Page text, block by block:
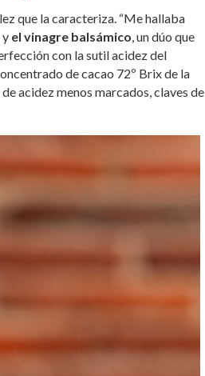
que la caracteriza. “Me hallaba
y el vinagre balsámico , un dúo que
con la sutil acidez del
de cacao 72º Brix de la
acidez menos marcados, claves de